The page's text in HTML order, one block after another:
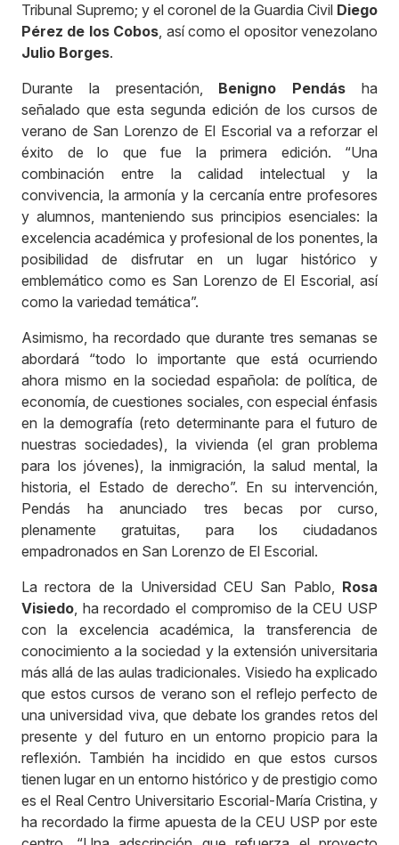
Tribunal Supremo; y el coronel de la Guardia Civil Diego
Pérez de los Cobos, así como el opositor venezolano
Julio Borges.
Durante la presentación, Benigno Pendás ha
señalado que esta segunda edición de los cursos de
verano de San Lorenzo de El Escorial va a reforzar el
éxito de lo que fue la primera edición. “Una
combinación entre la calidad intelectual y la
convivencia, la armonía y la cercanía entre profesores
y alumnos, manteniendo sus principios esenciales: la
excelencia académica y profesional de los ponentes, la
posibilidad de disfrutar en un lugar histórico y
emblemático como es San Lorenzo de El Escorial, así
como la variedad temática”.
Asimismo, ha recordado que durante tres semanas se
abordará “todo lo importante que está ocurriendo
ahora mismo en la sociedad española: de política, de
economía, de cuestiones sociales, con especial énfasis
en la demografía (reto determinante para el futuro de
nuestras sociedades), la vivienda (el gran problema
para los jóvenes), la inmigración, la salud mental, la
historia, el Estado de derecho”. En su intervención,
Pendás ha anunciado tres becas por curso,
plenamente gratuitas, para los ciudadanos
empadronados en San Lorenzo de El Escorial.
La rectora de la Universidad CEU San Pablo, Rosa
Visiedo, ha recordado el compromiso de la CEU USP
con la excelencia académica, la transferencia de
conocimiento a la sociedad y la extensión universitaria
más allá de las aulas tradicionales. Visiedo ha explicado
que estos cursos de verano son el reflejo perfecto de
una universidad viva, que debate los grandes retos del
presente y del futuro en un entorno propicio para la
reflexión. También ha incidido en que estos cursos
tienen lugar en un entorno histórico y de prestigio como
es el Real Centro Universitario Escorial-María Cristina, y
ha recordado la firme apuesta de la CEU USP por este